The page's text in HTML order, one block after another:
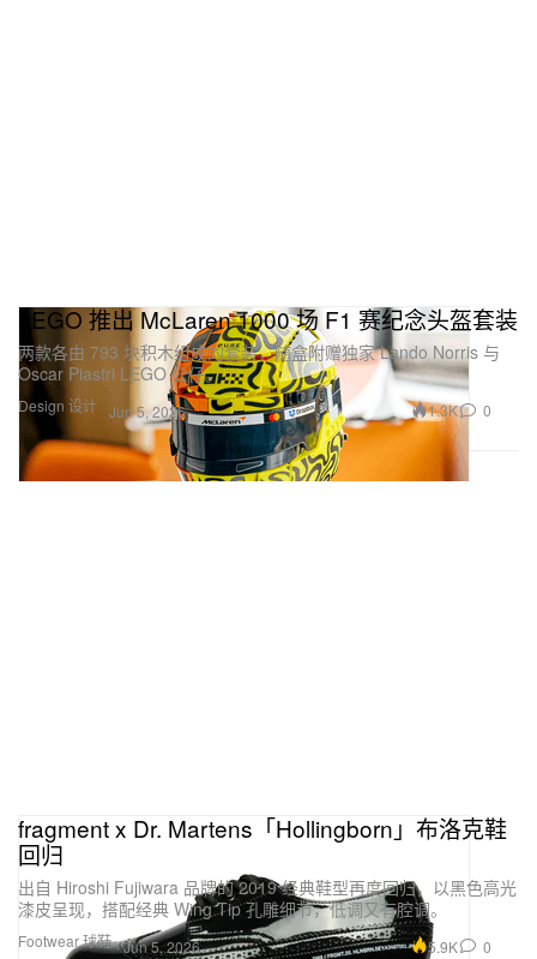
Design 设计
LEGO 推出 McLaren 1000 场 F1 赛纪念头盔套装
两款各由 793 块积木组成的套装，随盒附赠独家 Lando Norris 与
Oscar Piastri LEGO 公仔。
Jun 5, 2026 1.3K 0
Footwear 球鞋
fragment x Dr. Martens「Hollingborn」布洛克鞋
回归
出自 Hiroshi Fujiwara 品牌的 2019 经典鞋型再度回归，以黑色高光
漆皮呈现，搭配经典 Wing Tip 孔雕细节，低调又有腔调。
Jun 5, 2026 5.9K 0